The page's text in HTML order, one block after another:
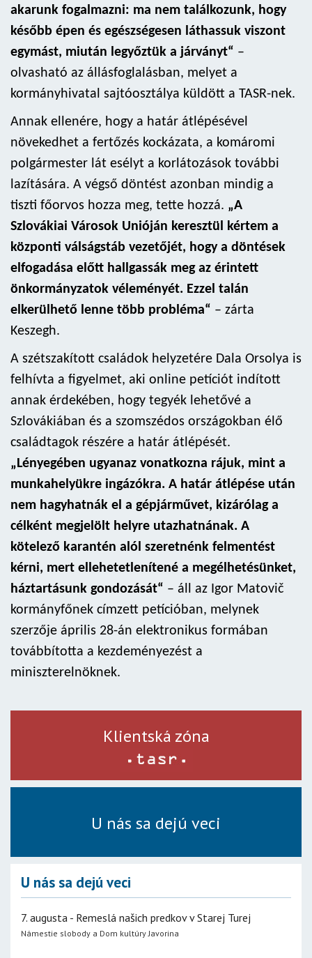
akarunk fogalmazni: ma nem találkozunk, hogy
később épen és egészségesen láthassuk viszont
egymást, miután legyőztük a járványt“ –
olvasható az állásfoglalásban, melyet a
kormányhivatal sajtóosztálya küldött a TASR-nek.
Annak ellenére, hogy a határ átlépésével
növekedhet a fertőzés kockázata, a komáromi
polgármester lát esélyt a korlátozások további
lazítására. A végső döntést azonban mindig a
tiszti főorvos hozza meg, tette hozzá. „A
Szlovákiai Városok Unióján keresztül kértem a
központi válságstáb vezetőjét, hogy a döntések
elfogadása előtt hallgassák meg az érintett
önkormányzatok véleményét. Ezzel talán
elkerülhető lenne több probléma“ – zárta
Keszegh.
A szétszakított családok helyzetére Dala Orsolya is
felhívta a figyelmet, aki online petíciót indított
annak érdekében, hogy tegyék lehetővé a
Szlovákiában és a szomszédos országokban élő
családtagok részére a határ átlépését.
„Lényegében ugyanaz vonatkozna rájuk, mint a
munkahelyükre ingázókra. A határ átlépése után
nem hagyhatnák el a gépjárművet, kizárólag a
célként megjelölt helyre utazhatnának. A
kötelező karantén alól szeretnénk felmentést
kérni, mert ellehetetlenítené a megélhetésünket,
háztartásunk gondozását“ – áll az Igor Matovič
kormányfőnek címzett petícióban, melynek
szerzője április 28-án elektronikus formában
továbbította a kezdeményezést a
miniszterelnöknek.
Klientská zóna
U nás sa dejú veci
U nás sa dejú veci
7. augusta - Remeslá našich predkov v Starej Turej
Námestie slobody a Dom kultúry Javorina